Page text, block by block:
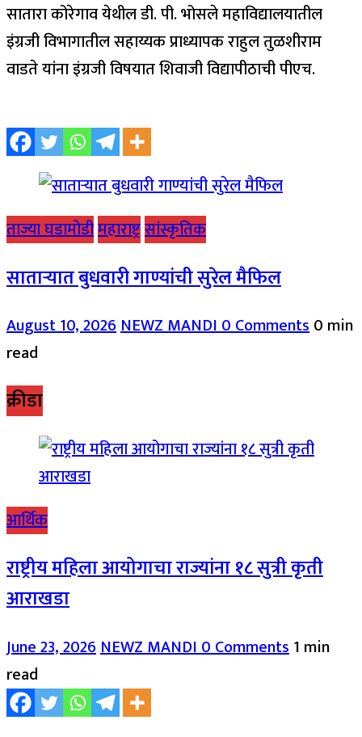
सातारा कोरेगाव येथील डी. पी. भोसले महाविद्यालयातील
इंग्रजी विभागातील सहाय्यक प्राध्यापक राहुल तुळशीराम
वाडते यांना इंग्रजी विषयात शिवाजी विद्यापीठाची पीएच.
ताज्या घडामोडीमहाराष्ट्रसांस्कृतिक
साताऱ्यात बुधवारी गाण्यांची सुरेल मैफिल
August 10, 2026NEWZ MANDI0 Comments0 min
read
क्रीडा
आर्थिक
राष्ट्रीय महिला आयोगाचा राज्यांना १८ सुत्री कृती
आराखडा
June 23, 2026NEWZ MANDI0 Comments1 min
read